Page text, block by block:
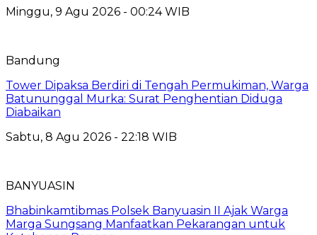
Minggu, 9 Agu 2026 - 00:24 WIB
Bandung
Tower Dipaksa Berdiri di Tengah Permukiman, Warga
Batununggal Murka: Surat Penghentian Diduga
Diabaikan
Sabtu, 8 Agu 2026 - 22:18 WIB
BANYUASIN
Bhabinkamtibmas Polsek Banyuasin II Ajak Warga
Marga Sungsang Manfaatkan Pekarangan untuk